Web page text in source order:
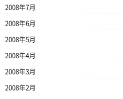
2008年7月
2008年6月
2008年5月
2008年4月
2008年3月
2008年2月